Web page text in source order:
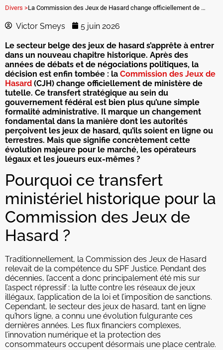
Divers > La Commission des Jeux de Hasard change officiellement de ministère : qu’est-ce que cela signifie pour vous ?
Victor Smeys 5 juin 2026
Le secteur belge des jeux de hasard s’apprête à entrer
dans un nouveau chapitre historique. Après des
années de débats et de négociations politiques, la
décision est enfin tombée : la Commission des Jeux de
Hasard (CJH) change officiellement de ministère de
tutelle. Ce transfert stratégique au sein du
gouvernement fédéral est bien plus qu’une simple
formalité administrative. Il marque un changement
fondamental dans la manière dont les autorités
perçoivent les jeux de hasard, qu’ils soient en ligne ou
terrestres. Mais que signifie concrètement cette
évolution majeure pour le marché, les opérateurs
légaux et les joueurs eux-mêmes ?
Pourquoi ce transfert
ministériel historique pour la
Commission des Jeux de
Hasard ?
Traditionnellement, la Commission des Jeux de Hasard
relevait de la compétence du SPF Justice. Pendant des
décennies, l’accent a donc principalement été mis sur
l’aspect répressif : la lutte contre les réseaux de jeux
illégaux, l’application de la loi et l’imposition de sanctions.
Cependant, le secteur des jeux de hasard, tant en ligne
qu’hors ligne, a connu une évolution fulgurante ces
dernières années. Les flux financiers complexes,
l’innovation numérique et la protection des
consommateurs occupent désormais une place centrale.